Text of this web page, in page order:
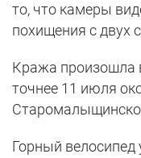
то, что камеры
похищения с двух
Кража произошла
точнее 11 июля
Горный велосипед